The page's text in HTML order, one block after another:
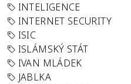
INTELIGENCE
INTERNET SECURITY
ISIC
ISLÁMSKÝ STÁT
IVAN MLÁDEK
JABLKA